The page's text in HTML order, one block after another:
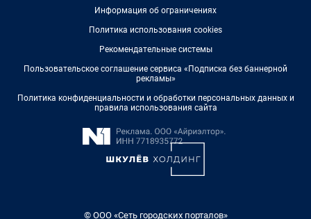
Информация об ограничениях
Политика использования cookies
Рекомендательные системы
Пользовательское соглашение сервиса «Подписка без баннерной
рекламы»
Политика конфиденциальности и обработки персональных данных и
правила использования сайта
© ООО «Сеть городских порталов»